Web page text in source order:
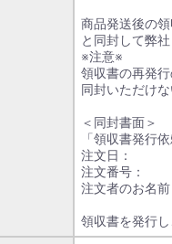
商品発送後の
と同封して弊
※注意※
領収書の再発
同封いただけ
＜同封書面＞
「領収書発行
注文日：
注文番号：
注文者のお名前
領収書を発行